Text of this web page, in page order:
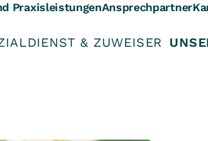
PraxisleistungenAnsprechpartner
& ZUWEISER